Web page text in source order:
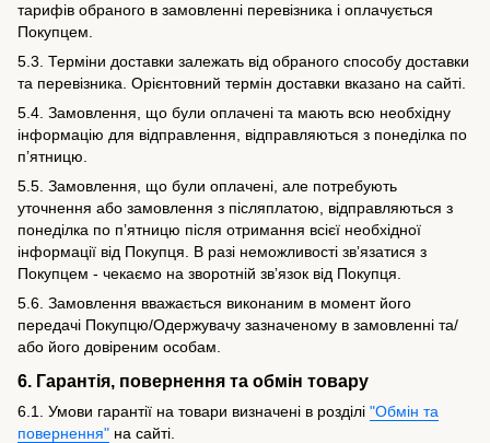
тарифів обраного в замовленні перевізника і оплачується
Покупцем.
5.3. Терміни доставки залежать від обраного способу доставки
та перевізника. Орієнтовний термін доставки вказано на сайті.
5.4. Замовлення, що були оплачені та мають всю необхідну
інформацію для відправлення, відправляються з понеділка по
пʼятницю.
5.5. Замовлення, що були оплачені, але потребують
уточнення або замовлення з післяплатою, відправляються з
понеділка по пʼятницю після отримання всієї необхідної
інформації від Покупця. В разі неможливості звʼязатися з
Покупцем - чекаємо на зворотній звʼязок від Покупця.
5.6. Замовлення вважається виконаним в момент його
передачі Покупцю/Одержувачу зазначеному в замовленні та/
або його довіреним особам.
6. Гарантія, повернення та обмін товару
6.1. Умови гарантії на товари визначені в розділі "Обмін та
повернення" на сайті.